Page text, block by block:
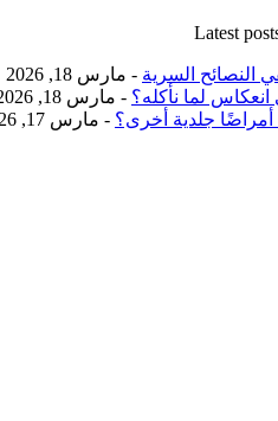
Latest
النصائح السرية - مارس 18, 2026
لما نأكله؟ - مارس 18, 2026
أمراضًا جلدية أخرى؟ - مارس 17, 2026